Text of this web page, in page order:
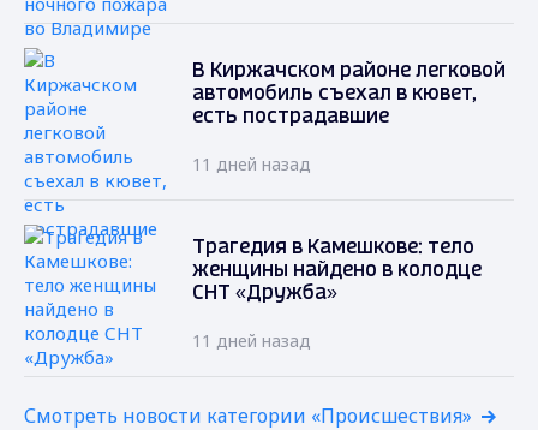
В Киржачском районе легковой
автомобиль съехал в кювет,
есть пострадавшие
11 дней назад
Трагедия в Камешкове: тело
женщины найдено в колодце
СНТ «Дружба»
11 дней назад
Смотреть новости категории «Происшествия»